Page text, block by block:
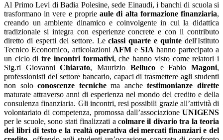
Al Primo Levi di Badia Polesine, sede Einaudi, i banchi di scuola si
trasformano in vere e proprieaule di alta formazione finanziaria,
creando un ambiente dinamico e coinvolgente in cui la didattica
tradizionale si integra con esperienze concrete e con il contributo
diretto di esperti del settore. Leclassi quarte e quinte dell'Istituto
Tecnico Economico, articolazioni AFM e SIA hanno partecipato a
un ciclo ditre incontri formativi, che hanno visto come relatori i
Sig.ri GiovanniChiarato, Maurizio Bellucoe FabioMagoni,
professionisti del settore bancario, capaci di trasmettere agli studenti
non soloconoscenze tecnichema anchetestimonianze dirette
maturate attraverso anni di esperienza nel mondo del credito e della
consulenza finanziaria. Gli incontri, resi possibili grazie all’attività di
volontariato di competenza, promossa dall’associazione UNIGENS
per le scuole, sono stati finalizzati a colmare il divario tra la teoria
dei libri di testo e la realtà operativa dei mercati finanziari e del